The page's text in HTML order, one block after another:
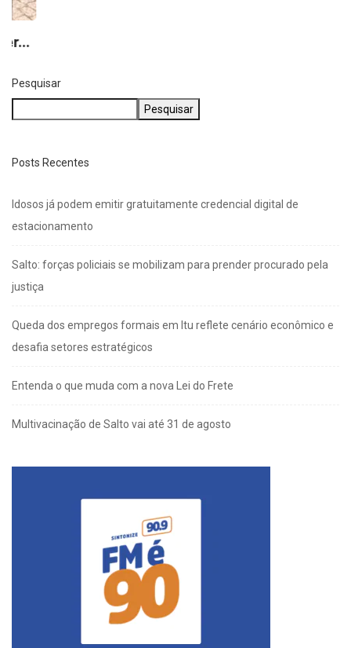
Pesquisar
Pesquisar
Posts Recentes
Idosos já podem emitir gratuitamente credencial digital de
estacionamento
Salto: forças policiais se mobilizam para prender procurado pela
justiça
Queda dos empregos formais em Itu reflete cenário econômico e
desafia setores estratégicos
Entenda o que muda com a nova Lei do Frete
Multivacinação de Salto vai até 31 de agosto